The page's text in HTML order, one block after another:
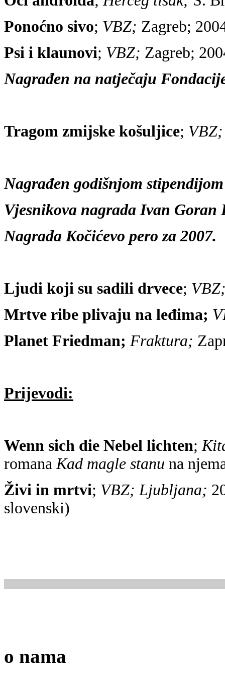
Ponoćno sivo; VBZ; Zagreb;
Psi i klaunovi; VBZ; Zagreb;
Nagrađen na natječaju
Tragom zmijske košuljice;
Nagrađen godišnjom
Vjesnikova nagrada Ivan Goran
Nagrada Kočićevo pero za 2007.
Ljudi koji su sadili drvece;
Mrtve ribe plivaju na leđima;
Planet Friedman; Fraktura;
Prijevodi:
Wenn sich die Nebel lichten;
romanaKad magle stanu na
Živi in mrtvi; VBZ; Ljubljana;
slovenski)
o nama